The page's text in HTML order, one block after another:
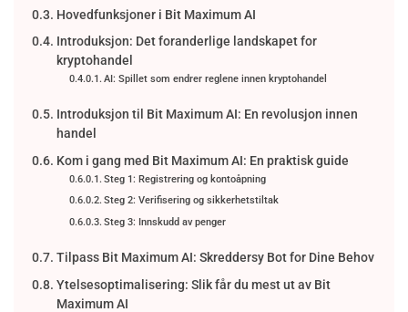
Hovedfunksjoner i Bit Maximum AI
Introduksjon: Det foranderlige landskapet for
kryptohandel
AI: Spillet som endrer reglene innen kryptohandel
Introduksjon til Bit Maximum AI: En revolusjon innen
handel
Kom i gang med Bit Maximum AI: En praktisk guide
Steg 1: Registrering og kontoåpning
Steg 2: Verifisering og sikkerhetstiltak
Steg 3: Innskudd av penger
Tilpass Bit Maximum AI: Skreddersy Bot for Dine Behov
Ytelsesoptimalisering: Slik får du mest ut av Bit
Maximum AI